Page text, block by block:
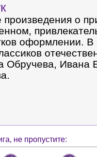
о
оформлении.
Обручева, Ивана
не пропустите: